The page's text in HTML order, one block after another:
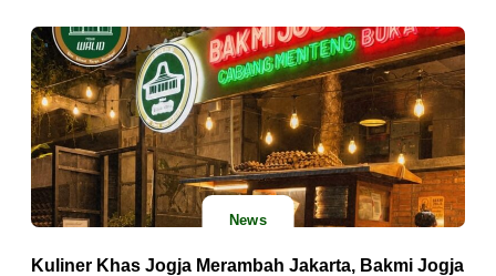
News
Kuliner Khas Jogja Merambah Jakarta, Bakmi Jogja